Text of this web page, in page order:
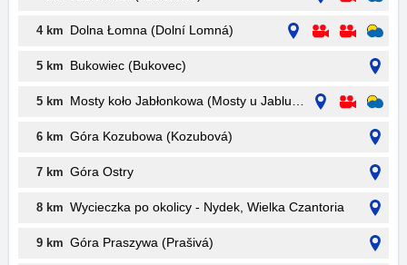
4 km Dolna Łomna (Dolní Lomná)
5 km Bukowiec (Bukovec)
5 km Mosty koło Jabłonkowa (Mosty u Jablunkova)
6 km Góra Kozubowa (Kozubová)
7 km Góra Ostry
8 km Wycieczka po okolicy - Nydek, Wielka Czantoria
9 km Góra Praszywa (Prašivá)